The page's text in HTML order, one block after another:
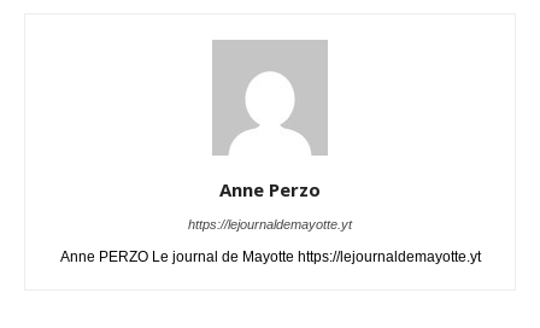
Anne Perzo
https://lejournaldemayotte.yt
Anne PERZO Le journal de Mayotte https://lejournaldemayotte.yt